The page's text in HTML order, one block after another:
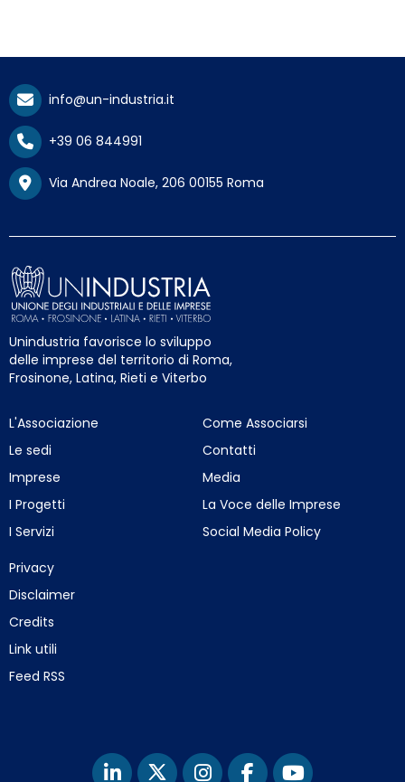
info@un-industria.it
+39 06 844991
Via Andrea Noale, 206 00155 Roma
Unindustria favorisce lo sviluppo
delle imprese del territorio di Roma,
Frosinone, Latina, Rieti e Viterbo
L'Associazione
Le sedi
Imprese
I Progetti
I Servizi
Come Associarsi
Contatti
Media
La Voce delle Imprese
Social Media Policy
Privacy
Disclaimer
Credits
Link utili
Feed RSS